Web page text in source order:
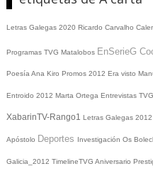
Letras Galegas 2020 Ricardo Carvalho
Programas TVG Matalobos EnSerieG
Poesía Ana Kiro Promos 2012 Era visto
Entroido 2012 Marta Ortega Entrevistas TVG
XabarinTV-Rango1 Letras Galegas 2012
Apóstolo Deportes Investigación Os
Galicia_2012 TimelineTVG Aniversario